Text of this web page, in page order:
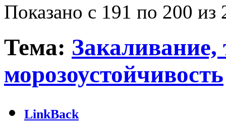
Показано с 191 по 200 из
Тема:
морозоустойчивость
LinkBack